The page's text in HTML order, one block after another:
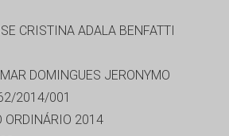
CRISTINA ADALA BENFATTI
DOMINGUES JERONYMO
2014/001
ORDINÁRIO 2014